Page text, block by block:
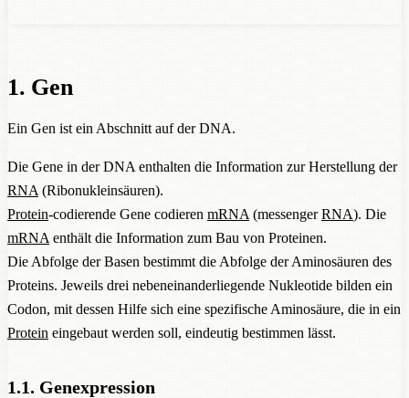
1. Gen
Ein Gen ist ein Abschnitt auf der DNA.
Die Gene in der DNA enthalten die Information zur Herstellung der
RNA (Ribonukleinsäuren).
Protein-codierende Gene codieren mRNA (messengerRNA). Die
mRNA enthält die Information zum Bau von Proteinen.
Die Abfolge der Basen bestimmt die Abfolge der Aminosäuren des
Proteins. Jeweils drei nebeneinanderliegende Nukleotide bilden ein
Codon, mit dessen Hilfe sich eine spezifische Aminosäure, die in ein
Protein eingebaut werden soll, eindeutig bestimmen lässt.
1.1. Genexpression